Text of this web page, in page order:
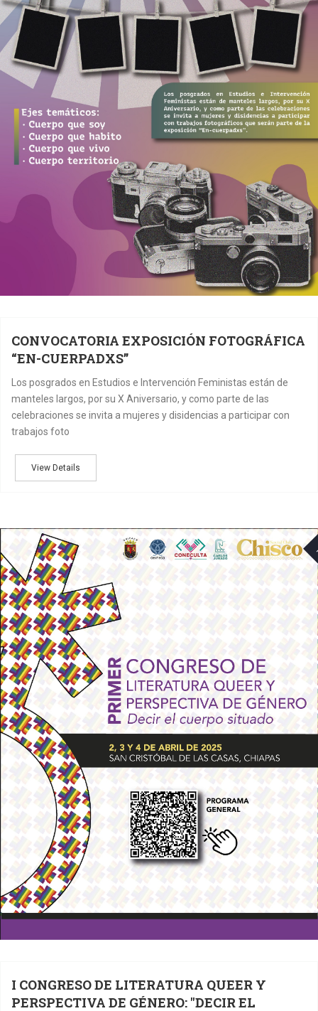
CONVOCATORIA EXPOSICIÓN FOTOGRÁFICA
“EN-CUERPADXS”
Los posgrados en Estudios e Intervención Feministas están de
manteles largos, por su X Aniversario, y como parte de las
celebraciones se invita a mujeres y disidencias a participar con
trabajos foto
View Details
I CONGRESO DE LITERATURA QUEER Y
PERSPECTIVA DE GÉNERO: "DECIR EL